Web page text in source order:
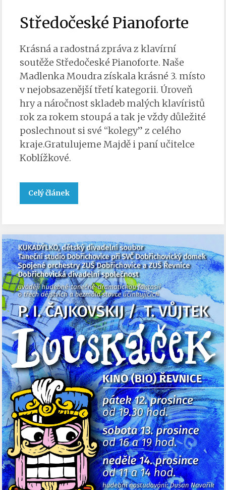
Středočeské Pianoforte
Krásná a radostná zpráva z klavírní
soutěže Středočeské Pianoforte. Naše
Madlenka Moudra získala krásné 3. místo
v nejobsazenější třetí kategorii. Úroveň
hry a náročnost skladeb malých klavíristů
rok za rokem stoupá a tak je vždy důležité
poslechnout si své “kolegy” z celého
kraje.Gratulujeme Majdě i paní učitelce
Koblížkové.
Celý článek